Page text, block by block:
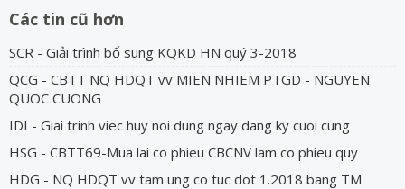
Các tin cũ hơn
SCR - Giải trình bổ sung KQKD HN quý 3-2018
QCG - CBTT NQ HDQT vv MIEN NHIEM PTGD - NGUYEN
QUOC CUONG
IDI - Giai trinh viec huy noi dung ngay dang ky cuoi cung
HSG - CBTT69-Mua lai co phieu CBCNV lam co phieu quy
HDG - NQ HDQT vv tam ung co tuc dot 1.2018 bang TM